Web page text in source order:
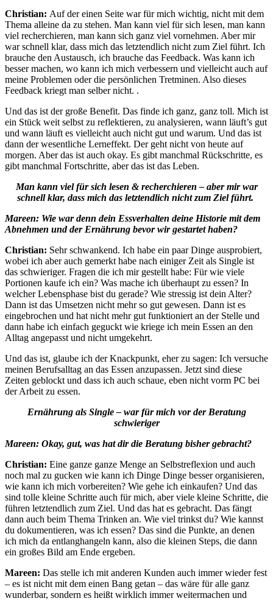
Christian: Auf der einen Seite war für mich wichtig, nicht mit dem
Thema alleine da zu stehen. Man kann viel für sich lesen, man kann
viel recherchieren, man kann sich ganz viel vornehmen. Aber mir
war schnell klar, dass mich das letztendlich nicht zum Ziel führt. Ich
brauche den Austausch, ich brauche das Feedback. Was kann ich
besser machen, wo kann ich mich verbessern und vielleicht auch auf
meine Problemen oder die persönlichen Tretminen. Also dieses
Feedback kriegt man selber nicht. .
Und das ist der große Benefit. Das finde ich ganz, ganz toll. Mich ist
ein Stück weit selbst zu reflektieren, zu analysieren, wann läuft’s gut
und wann läuft es vielleicht auch nicht gut und warum. Und das ist
dann der wesentliche Lerneffekt. Der geht nicht von heute auf
morgen. Aber das ist auch okay. Es gibt manchmal Rückschritte, es
gibt manchmal Fortschritte, aber das ist das Leben.
Man kann viel für sich lesen & recherchieren – aber mir war
schnell klar, dass mich das letztendlich nicht zum Ziel führt.
Mareen: Wie war denn dein Essverhalten deine Historie mit dem
Abnehmen und der Ernährung bevor wir gestartet haben?
Christian: Sehr schwankend. Ich habe ein paar Dinge ausprobiert,
wobei ich aber auch gemerkt habe nach einiger Zeit als Single ist
das schwieriger. Fragen die ich mir gestellt habe: Für wie viele
Portionen kaufe ich ein? Was mache ich überhaupt zu essen? In
welcher Lebensphase bist du gerade? Wie stressig ist dein Alter?
Dann ist das Umsetzen nicht mehr so gut gewesen. Dann ist es
eingebrochen und hat nicht mehr gut funktioniert an der Stelle und
dann habe ich einfach geguckt wie kriege ich mein Essen an den
Alltag angepasst und nicht umgekehrt.
Und das ist, glaube ich der Knackpunkt, eher zu sagen: Ich versuche
meinen Berufsalltag an das Essen anzupassen. Jetzt sind diese
Zeiten geblockt und dass ich auch schaue, eben nicht vorm PC bei
der Arbeit zu essen.
Ernährung als Single – war für mich vor der Beratung
schwieriger
Mareen: Okay, gut, was hat dir die Beratung bisher gebracht?
Christian: Eine ganze ganze Menge an Selbstreflexion und auch
noch mal zu gucken wie kann ich Dinge Dinge besser organisieren,
wie kann ich mich vorbereiten? Wie gehe ich einkaufen? Und das
sind tolle kleine Schritte auch für mich, aber viele kleine Schritte, die
führen letztendlich zum Ziel. Und das hat es gebracht. Das fängt
dann auch beim Thema Trinken an. Wie viel trinkst du? Wie kannst
du dokumentieren, was ich essen? Das sind die Punkte, an denen
ich mich da entlanghangeln kann, also die kleinen Steps, die dann
ein großes Bild am Ende ergeben.
Mareen: Das stelle ich mit anderen Kunden auch immer wieder fest
– es ist nicht mit dem einen Bang getan – das wäre für alle ganz
wunderbar, sondern es heißt wirklich immer weitermachen und